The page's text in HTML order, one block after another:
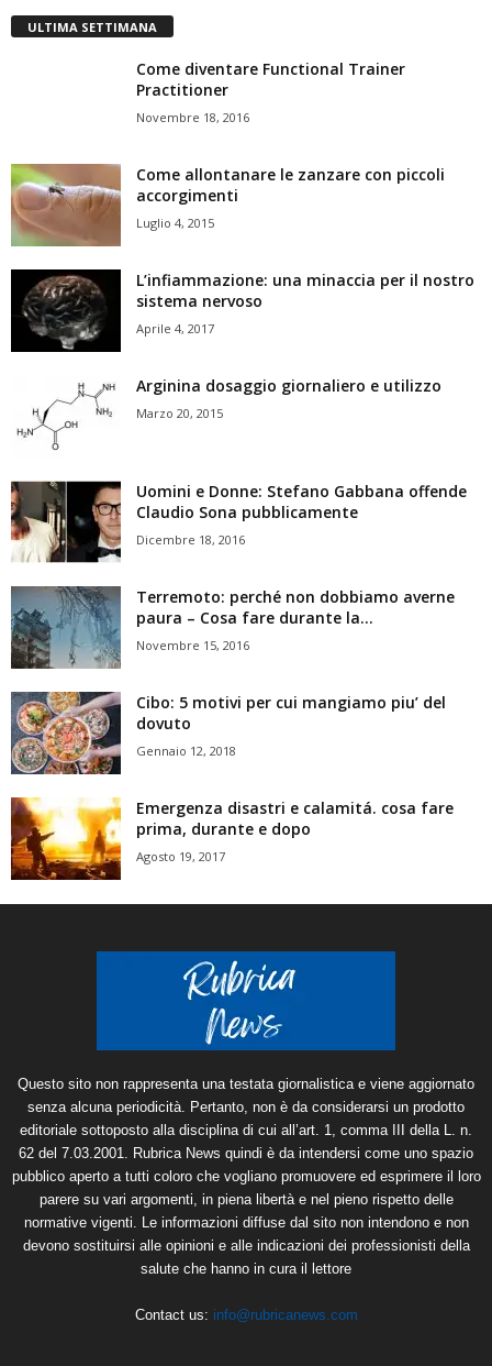
ULTIMA SETTIMANA
Come diventare Functional Trainer
Practitioner
Novembre 18, 2016
Come allontanare le zanzare con piccoli
accorgimenti
Luglio 4, 2015
L’infiammazione: una minaccia per il nostro
sistema nervoso
Aprile 4, 2017
Arginina dosaggio giornaliero e utilizzo
Marzo 20, 2015
Uomini e Donne: Stefano Gabbana offende
Claudio Sona pubblicamente
Dicembre 18, 2016
Terremoto: perché non dobbiamo averne
paura – Cosa fare durante la...
Novembre 15, 2016
Cibo: 5 motivi per cui mangiamo piu’ del
dovuto
Gennaio 12, 2018
Emergenza disastri e calamitá. cosa fare
prima, durante e dopo
Agosto 19, 2017
Questo sito non rappresenta una testata giornalistica e viene aggiornato
senza alcuna periodicità. Pertanto, non è da considerarsi un prodotto
editoriale sottoposto alla disciplina di cui all’art. 1, comma III della L. n.
62 del 7.03.2001. Rubrica News quindi è da intendersi come uno spazio
pubblico aperto a tutti coloro che vogliano promuovere ed esprimere il loro
parere su vari argomenti, in piena libertà e nel pieno rispetto delle
normative vigenti. Le informazioni diffuse dal sito non intendono e non
devono sostituirsi alle opinioni e alle indicazioni dei professionisti della
salute che hanno in cura il lettore
Contact us: info@rubricanews.com